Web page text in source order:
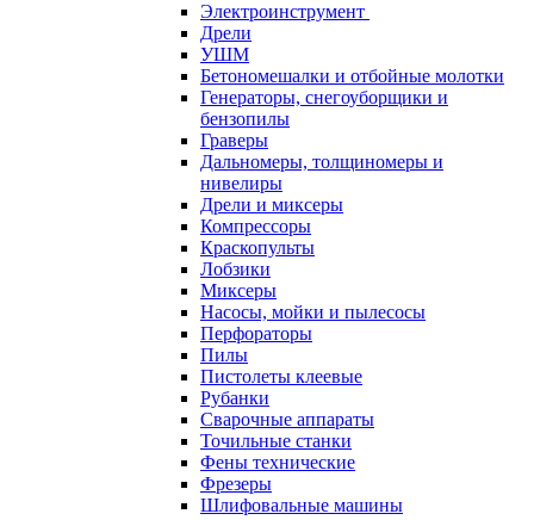
Электроинструмент
Дрели
УШМ
Бетономешалки и отбойные молотки
Генераторы, снегоуборщики и
бензопилы
Граверы
Дальномеры, толщиномеры и
нивелиры
Дрели и миксеры
Компрессоры
Краскопульты
Лобзики
Миксеры
Насосы, мойки и пылесосы
Перфораторы
Пилы
Пистолеты клеевые
Рубанки
Сварочные аппараты
Точильные станки
Фены технические
Фрезеры
Шлифовальные машины